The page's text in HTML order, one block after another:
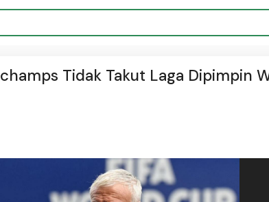
Tidak Takut Laga Dipimpin